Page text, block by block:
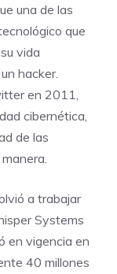
una de las
que
vida
hacker.
en 2011,
cibernética,
de las
a trabajar
Systems
en vigencia en
40 millones